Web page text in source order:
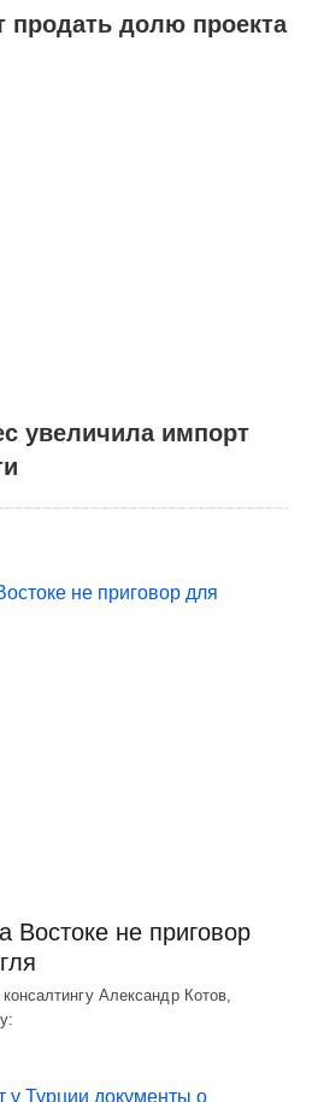
продать долю проекта
увеличила импорт
Востоке не приговор
Александр Котов,